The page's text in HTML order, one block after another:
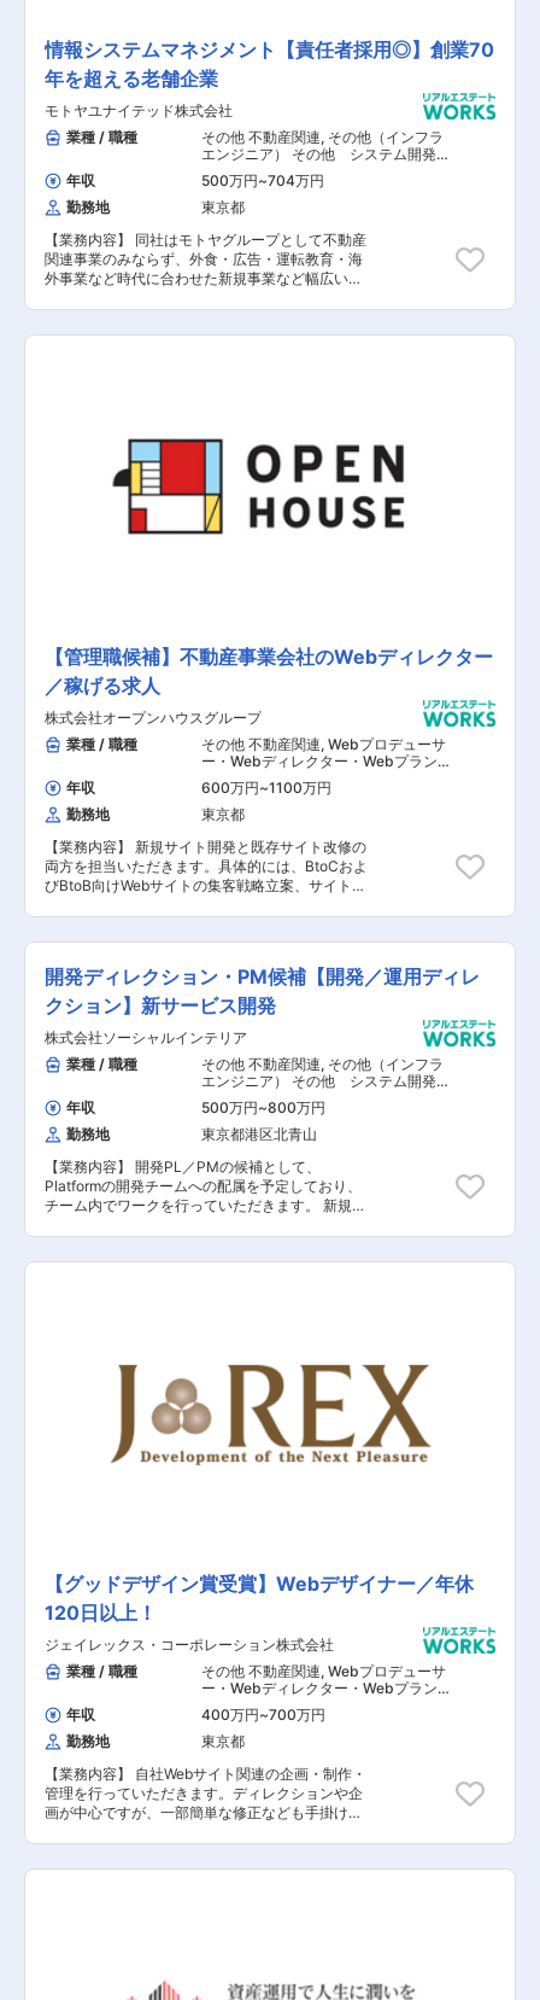
情報システムマネジメント【責任者採用◎】創業70
年を超える老舗企業
モトヤユナイテッド株式会社
業種 / 職種
その他 不動産関連, その他（インフラ
エンジニア） その他 システム開発・
運用
年収 500万円~704万円
勤務地
東京都
【業務内容】 同社はモトヤグループとして不動産
関連事業のみならず、外食・広告・運転教育・海
外事業など時代に合わせた新規事業など幅広い事
《情報システムマネジメント》をプロジェクトマ
中長期的なIT戦略の策定 ■IT統制推進に係るルー
ルの策定 ■プロジェクトマネジメント ■グループ
の業務基盤システムの統合 ※システム統合に先立
つデータ統合基盤構築を実施予定 ■IT資産管理の
導入 ■ITに係る外部委託業務の管理 【担当者コメ
とされる事業を次々と生み出していく予定になり
ます。 常に変化を続ける集団として創業70年間
続いているベンチャースピリットを継続してお
感じながら活躍することが可能です。
【管理職候補】不動産事業会社のWebディレクター
／稼げる求人
株式会社オープンハウスグループ
業種 / 職種
その他 不動産関連, Webプロデューサ
ー・Webディレクター・Webプランナ
ー その他（インフラエンジニア） その
他 システム開発・運用
年収 600万円~1100万円
勤務地
東京都
【業務内容】 新規サイト開発と既存サイト改修の
両方を担当いただきます。具体的には、BtoCおよ
びBtoB向けWebサイトの集客戦略立案、サイト制
入り、ペルソナ設定、コミュニケーション設計、
ワイヤーフレーム作成、UI/UXを含めた制作ディ
レクション業務全般を担当いただきます。社内関
係部署や外部制作ベンダーと協力しながら二人三
脚で作り上げていきます。既存サイト改修は、
UI/UX分析やABテストを用いてCVR等の数値改善
をしていく運用業務です。 【具体的な業務内容】
■新規サイト開発の集客立案 ■サイト制作のディ
レクション ■既存サイトの改修（分析テストを用
いてのCVR等の改善が目的） 【担当者コメント】
フロントからWebディレクションに携われること
ができます。上流から案件に携わるので、必然的
にビジネススキルやマーケティングスキルが身に
つきます。特徴としては、時短勤務の導入や女性
活躍推進など社内で様々な従業員が働きやすいよ
う取り組みをしている企業様です。昇格・昇進ス
容変更範囲】 会社の定める業務（但し、本人の希
望・適性を考慮するものとする）
開発ディレクション・PM候補【開発／運用ディレ
クション】新サービス開発
株式会社ソーシャルインテリア
業種 / 職種
その他 不動産関連, その他（インフラ
エンジニア） その他 システム開発・
運用
年収 500万円~800万円
勤務地
東京都港区北青山
【業務内容】 開発PL／PMの候補として、
Platformの開発チームへの配属を予定しており、
チーム内でワークを行っていただきます。 新規サ
トナーのマネジメントや、開発・運用ディレクシ
発 ■ベンダーコントロールや社内の業務部門との
スクという日本初のビジネスモデルを構築してお
り、『よいものを長く使い、循環する社会を実
現』するプラットフォーマーとして、 インテリア
業界に革命を起こしています。新サービスを次々
の活躍を期待しており、要求定義／要件定義から
参画することが可能で、 自分たちでプロダクトを
作る体験を1から積んでいく貴重な経験を積むこ
楽しみながら、 同時に自身のスキル・キャリアア
ップを目指すことが出来る環境がございます。
【グッドデザイン賞受賞】Webデザイナー／年休
120日以上！
ジェイレックス・コーポレーション株式会社
業種 / 職種
その他 不動産関連, Webプロデューサ
ー・Webディレクター・Webプランナ
ー その他（インフラエンジニア） その
他 システム開発・運用
年収 400万円~700万円
勤務地
東京都
【業務内容】 自社Webサイト関連の企画・制作・
管理を行っていただきます。ディレクションや企
画が中心ですが、一部簡単な修正なども手掛けて
だきます。不動産業界は他社との差別化が難しい
略の立案、実施 ■マーケティング調査、戦略立案